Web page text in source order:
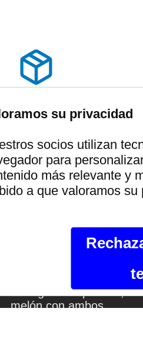
somos un
Si te gusta el platano,
melón con ambos
su privacidad
socios utilizan
para
más relevante y
a que valoramos